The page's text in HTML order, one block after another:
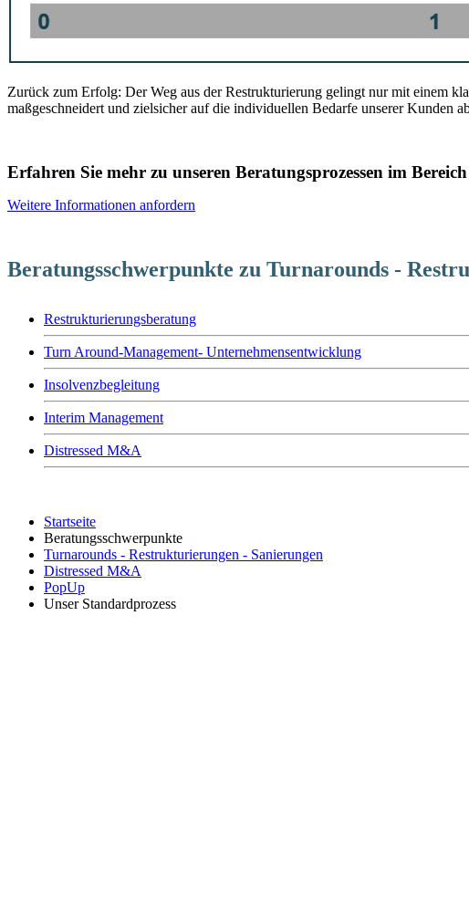
Zurück zum Erfolg: Der Weg aus der Restrukturierung gelingt nur mit einem
maßgeschneidert und zielsicher auf die individuellen Bedarfe unserer Kunden
Erfahren Sie mehr zu unseren Beratungsprozessen im
Weitere Informationen anfordern
Beratungsschwerpunkte zu Turnarounds -
Restrukturierungsberatung
Turn Around-Management- Unternehmensentwicklung
Insolvenzbegleitung
Interim Management
Distressed M&A
Startseite
Beratungsschwerpunkte
Turnarounds - Restrukturierungen - Sanierungen
Distressed M&A
PopUp
Unser Standardprozess